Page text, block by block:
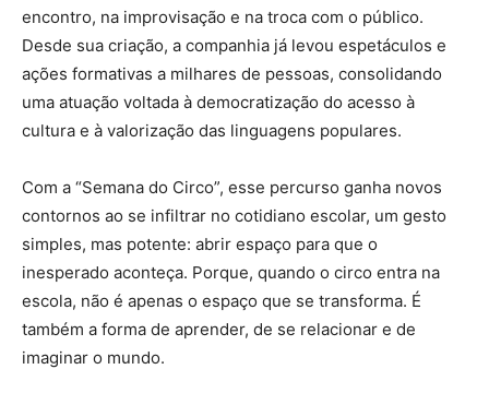
encontro, na improvisação e na troca com o público.
Desde sua criação, a companhia já levou espetáculos e
ações formativas a milhares de pessoas, consolidando
uma atuação voltada à democratização do acesso à
cultura e à valorização das linguagens populares.
Com a “Semana do Circo”, esse percurso ganha novos
contornos ao se infiltrar no cotidiano escolar, um gesto
simples, mas potente: abrir espaço para que o
inesperado aconteça. Porque, quando o circo entra na
escola, não é apenas o espaço que se transforma. É
também a forma de aprender, de se relacionar e de
imaginar o mundo.